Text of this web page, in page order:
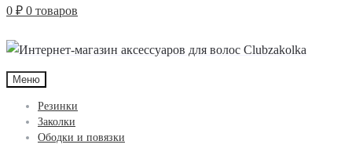
0 ₽ 0 товаров
Меню
Резинки
Заколки
Ободки и повязки